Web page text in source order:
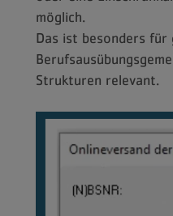
möglich.
Das ist besonders für
Strukturen relevant.